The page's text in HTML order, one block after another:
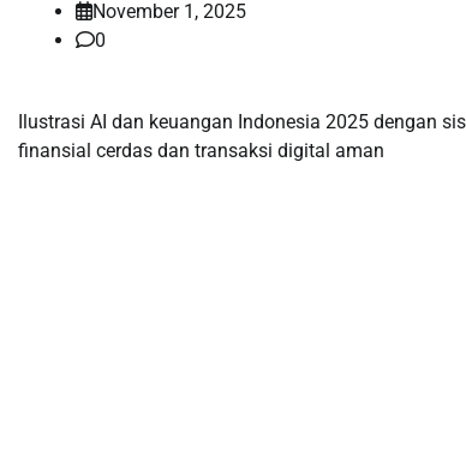
November 1, 2025
0
Ilustrasi AI dan keuangan Indonesia 2025 dengan
finansial cerdas dan transaksi digital aman